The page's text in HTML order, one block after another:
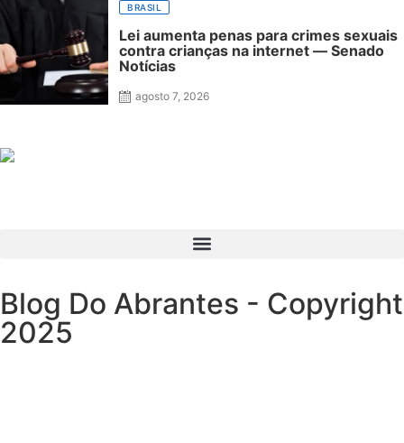
BRASIL
Lei aumenta penas para crimes sexuais
contra crianças na internet — Senado
Notícias
agosto 7, 2026
Blog Do Abrantes - Copyright
2025